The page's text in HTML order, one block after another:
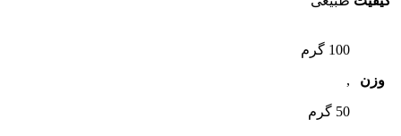
وزن
100 گرم
,
50 گرم